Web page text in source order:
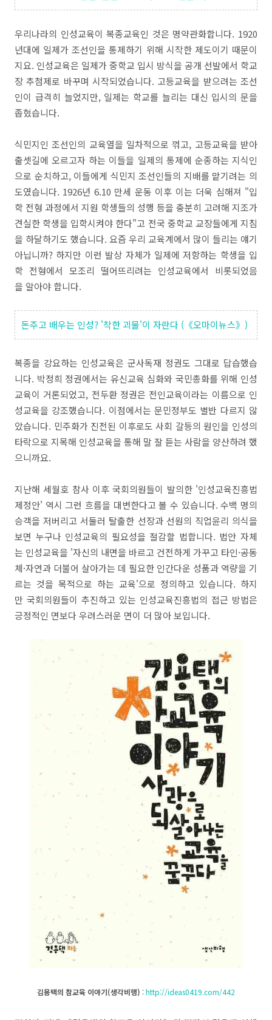
우리나라의 인성교육이 복종교육인 것은 명약관화합니다. 1920
년대에 일제가 조선인을 통제하기 위해 시작한 제도이기 때문이
지요. 인성교육은 일제가 중학교 입시 방식을 공개 선발에서 학교
장 추첨제로 바꾸며 시작되었습니다. 고등교육을 받으려는 조선
인이 급격히 늘었지만, 일제는 학교를 늘리는 대신 입시의 문을
좁혔습니다.
식민지인 조선인의 교육열을 일차적으로 꺾고, 고등교육을 받아
출셋길에 오르고자 하는 이들을 일제의 통제에 순종하는 지식인
으로 순치하고, 이들에게 식민지 조선인들의 지배를 맡기려는 의
도였습니다. 1926년 6.10 만세 운동 이후 이는 더욱 심해져 "입
학 전형 과정에서 지원 학생들의 성행 등을 충분히 고려해 지조가
견실한 학생을 입학시켜야 한다"고 전국 중학교 교장들에게 지침
을 하달하기도 했습니다. 요즘 우리 교육계에서 많이 들리는 얘기
아닙니까? 하지만 이런 발상 자체가 일제에 저항하는 학생을 입
학 전형에서 모조리 떨어뜨리려는 인성교육에서 비롯되었음
을 알아야 합니다.
돈주고 배우는 인성? '착한 괴물'이 자란다 (《오마이뉴스》)
복종을 강요하는 인성교육은 군사독재 정권도 그대로 답습했습
니다. 박정희 정권에서는 유신교육 심화와 국민총화를 위해 인성
교육이 거론되었고, 전두환 정권은 전인교육이라는 이름으로 인
성교육을 강조했습니다. 이점에서는 문민정부도 별반 다르지 않
았습니다. 민주화가 진전된 이후로도 사회 갈등의 원인을 인성의
타락으로 지목해 인성교육을 통해 말 잘 듣는 사람을 양산하려 했
으니까요.
지난해 세월호 참사 이후 국회의원들이 발의한 '인성교육진흥법
제정안' 역시 그런 흐름을 대변한다고 볼 수 있습니다. 수백 명의
승객을 저버리고 서둘러 탈출한 선장과 선원의 직업윤리 의식을
보면 누구나 인성교육의 필요성을 절감할 법합니다. 법안 자체
는 인성교육을 '자신의 내면을 바르고 건전하게 가꾸고 타인·공동
체·자연과 더불어 살아가는 데 필요한 인간다운 성품과 역량을 기
르는 것을 목적으로 하는 교육'으로 정의하고 있습니다. 하지
만 국회의원들이 추진하고 있는 인성교육진흥법의 접근 방법은
긍정적인 면보다 우려스러운 면이 더 많아 보입니다.
김용택의 참교육 이야기(생각비행) :http://ideas0419.com/442